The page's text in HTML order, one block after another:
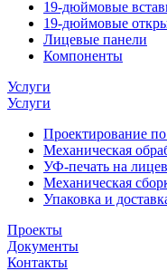
19-дюймовые
19-дюймовые
Лицевые панели
Компоненты
Услуги
Услуги
Проектирование по
Механическая
УФ-печать на
Механическая
Упаковка и
Проекты
Документы
Контакты